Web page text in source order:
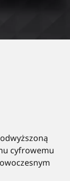
cyfrowemu